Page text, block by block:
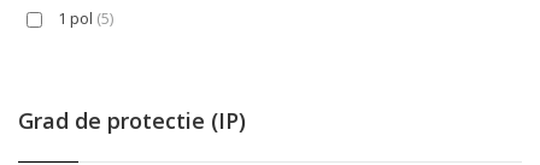
1 pol (5)
Grad de protectie (IP)